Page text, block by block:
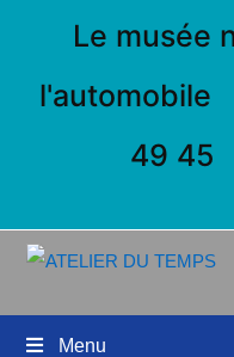
Le musée
l'automobile
49 45
Menu